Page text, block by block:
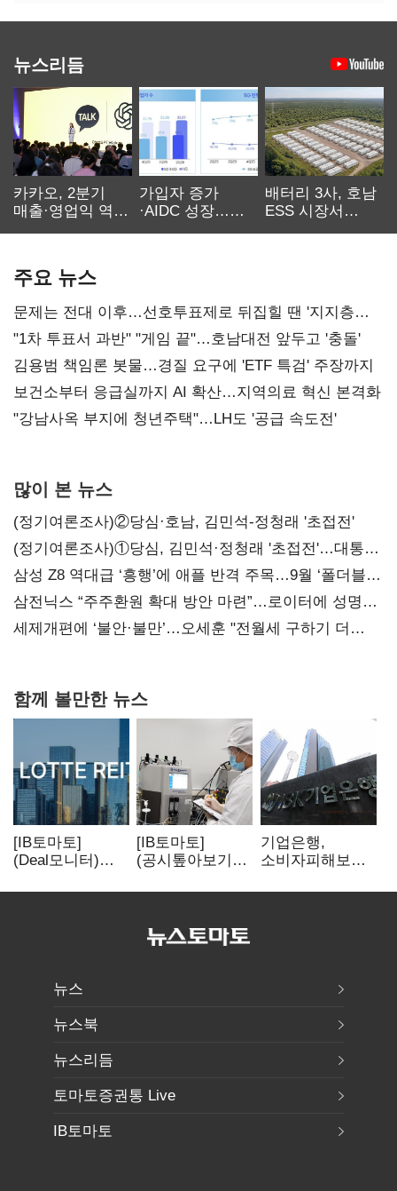
뉴스리듬
카카오, 2분기
매출·영업익 역대
가입자 증가
·AIDC 성장…
배터리 3사, 호남
ESS 시장서
주요 뉴스
문제는 전대 이후…선호투표제로 뒤집힐 땐 '지지층
불복'
"1차 투표서 과반" "게임 끝"…호남대전 앞두고 '충돌'
김용범 책임론 봇물…경질 요구에 'ETF 특검' 주장까지
보건소부터 응급실까지 AI 확산…지역의료 혁신 본격화
"강남사옥 부지에 청년주택"…LH도 '공급 속도전'
많이 본 뉴스
(정기여론조사)②당심·호남, 김민석-정청래 '초접전'
(정기여론조사)①당심, 김민석·정청래 '초접전'…대통령
지지도 '50% 아래로'(종합)
삼성 Z8 역대급 ‘흥행’에 애플 반격 주목…9월 ‘폴더블
대전’
삼전닉스 “주주환원 확대 방안 마련”…로이터에 성명
보내
세제개편에 ‘불안·불만’…오세훈 "전월세 구하기 더
함께 볼만한 뉴스
[IB토마토]
(Deal모니터)
발행…빠듯한
[IB토마토]
(공시톺아보기)
무엇이 '중요한
기업은행,
소비자피해보상
보이스피싱 공시
뉴스
뉴스북
뉴스리듬
토마토증권통 Live
IB토마토